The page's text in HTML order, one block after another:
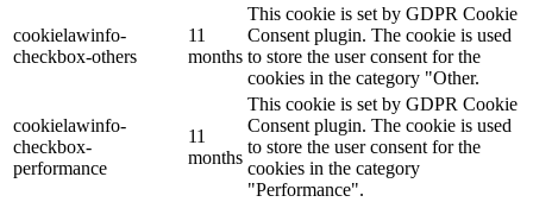
cookielawinfo-
checkbox-others
11
months
This cookie is set by GDPR Cookie
Consent plugin. The cookie is used
to store the user consent for the
cookies in the category "Other.
cookielawinfo-
checkbox-
performance
11
months
This cookie is set by GDPR Cookie
Consent plugin. The cookie is used
to store the user consent for the
cookies in the category
"Performance".